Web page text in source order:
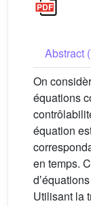
Abstract
On
équations
équation
en temps.
Utilisant la